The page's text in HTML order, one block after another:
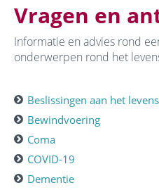
Vragen en
Informatie en advies rond
onderwerpen rond het
Beslissingen aan het
Bewindvoering
Coma
COVID-19
Dementie